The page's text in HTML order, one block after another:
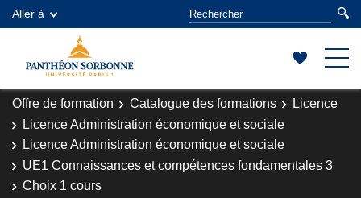
Aller à
Offre de formation Catalogue des formations
Licence
Licence Administration économique et sociale
Licence Administration économique et sociale
UE1 Connaissances et compétences fondamentales 3
Choix 1 cours